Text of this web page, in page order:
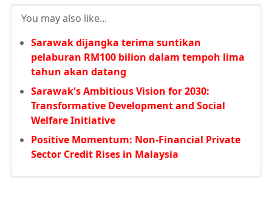
You may also like...
Sarawak dijangka terima suntikan
pelaburan RM100 bilion dalam tempoh lima
tahun akan datang
Sarawak's Ambitious Vision for 2030:
Transformative Development and Social
Welfare Initiative
Positive Momentum: Non-Financial Private
Sector Credit Rises in Malaysia